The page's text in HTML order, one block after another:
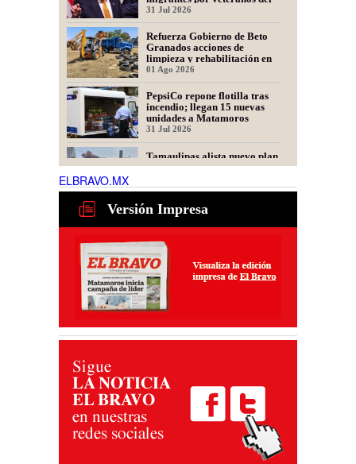
Ejército
31 Jul 2026
Refuerza Gobierno de Beto
Granados acciones de
limpieza y rehabilitación en
Los Presidentes
01 Ago 2026
PepsiCo repone flotilla tras
incendio; llegan 15 nuevas
unidades a Matamoros
31 Jul 2026
Tamaulipas alista nuevo plan
para recuperar exportaciones
31 Jul 2026
Ser representante de una
fintech: dudas frecuentes
30 Jul 2026
ELBRAVO.MX
Versión Impresa